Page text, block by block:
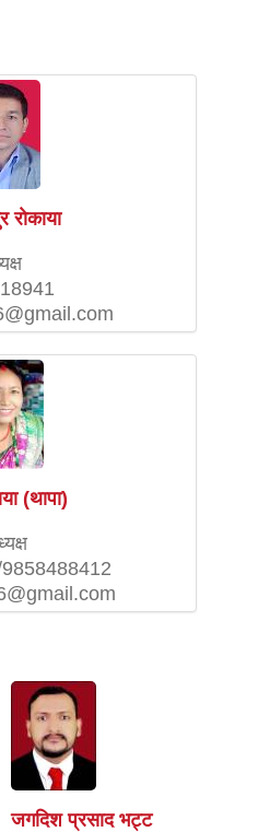
राेकाया
(थापा)
जगदिश प्रसाद भट्ट